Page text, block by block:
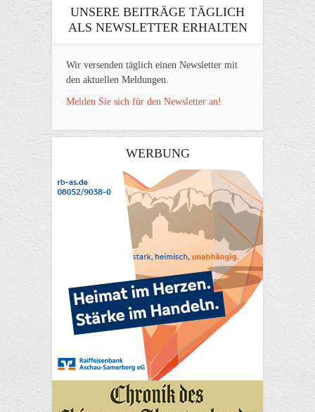
UNSERE BEITRÄGE TÄGLICH
ALS NEWSLETTER ERHALTEN
Wir versenden täglich einen Newsletter mit
den aktuellen Meldungen.
Melden Sie sich für den Newsletter an!
WERBUNG